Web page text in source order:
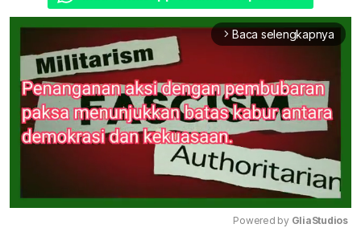
arrow_forward_ios Baca selengkapnya
Powered by GliaStudios